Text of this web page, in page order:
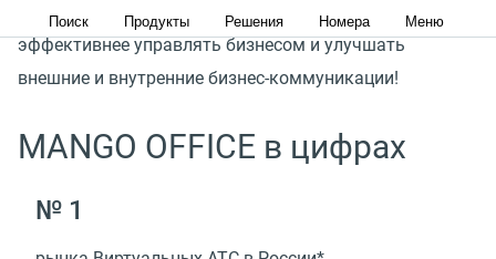
Поиск Продукты Решения Номера Меню
Создавать продукты, которые позволяют
эффективнее управлять бизнесом и улучшать
внешние и внутренние бизнес-коммуникации!
MANGO OFFICE в цифрах
№ 1